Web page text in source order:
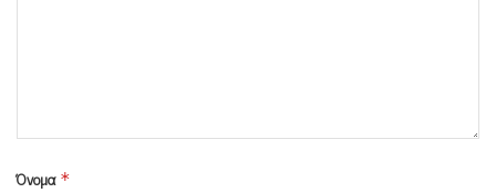
Όνομα *